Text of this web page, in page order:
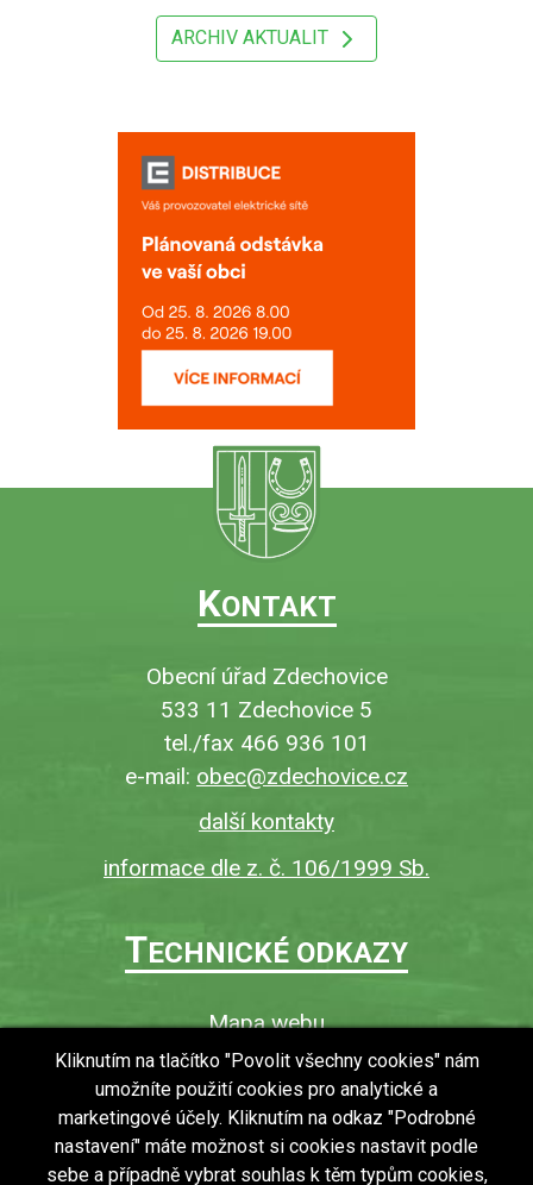
ARCHIV AKTUALIT
KONTAKT
Obecní úřad Zdechovice
533 11 Zdechovice 5
tel./fax 466 936 101
e-mail: obec@zdechovice.cz
další kontakty
informace dle z. č. 106/1999 Sb.
TECHNICKÉ ODKAZY
Mapa webu
O webu
Povinně zveřejňované informace
Ochrana osobních údajů (GDPR)
Vyhledávání
Kliknutím na tlačítko "Povolit všechny cookies" nám
umožníte použití cookies pro analytické a
marketingové účely. Kliknutím na odkaz "Podrobné
nastavení" máte možnost si cookies nastavit podle
sebe a případně vybrat souhlas k těm typům cookies,